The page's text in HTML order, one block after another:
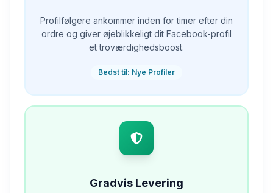
Profilfølgere ankommer inden for timer efter din
ordre og giver øjeblikkeligt dit Facebook-profil
et troværdighedsboost.
Bedst til: Nye Profiler
Gradvis Levering